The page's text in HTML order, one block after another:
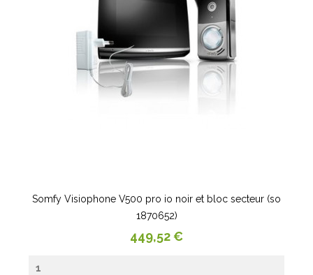
Somfy Visiophone V500 pro io noir et bloc secteur (so
1870652)
Prix
449,52 €